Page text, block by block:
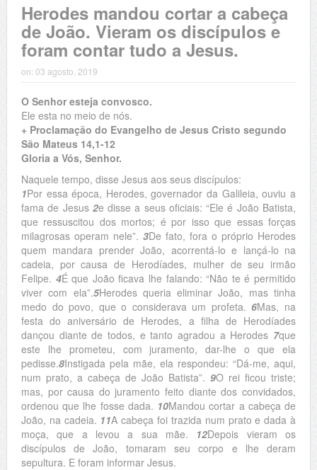
Herodes mandou cortar a cabeça
de João. Vieram os discípulos e
foram contar tudo a Jesus.
on: 03 agosto, 2019
O Senhor esteja convosco.
Ele esta no meio de nós.
+ Proclamação do Evangelho de Jesus Cristo segundo
São Mateus 14,1-12
Gloria a Vós, Senhor.
Naquele tempo, disse Jesus aos seus discípulos:
1Por essa época, Herodes, governador da Galileia, ouviu a
fama de Jesus 2e disse a seus oficiais: “Ele é João Batista,
que ressuscitou dos mortos; é por isso que essas forças
milagrosas operam nele”. 3De fato, fora o próprio Herodes
quem mandara prender João, acorrentá-lo e lançá-lo na
cadeia, por causa de Herodíades, mulher de seu irmão
Felipe. 4É que João ficava lhe falando: “Não te é permitido
viver com ela”.5Herodes queria eliminar João, mas tinha
medo do povo, que o considerava um profeta.6Mas, na
festa do aniversário de Herodes, a filha de Herodíades
dançou diante de todos, e tanto agradou a Herodes 7que
este lhe prometeu, com juramento, dar-lhe o que ela
pedisse.8Instigada pela mãe, ela respondeu: “Dá-me, aqui,
num prato, a cabeça de João Batista”.9O rei ficou triste;
mas, por causa do juramento feito diante dos convidados,
ordenou que lhe fosse dada. 10Mandou cortar a cabeça de
João, na cadeia. 11A cabeça foi trazida num prato e dada à
moça, que a levou a sua mãe. 12Depois vieram os
discípulos de João, tomaram seu corpo e lhe deram
sepultura. E foram informar Jesus.